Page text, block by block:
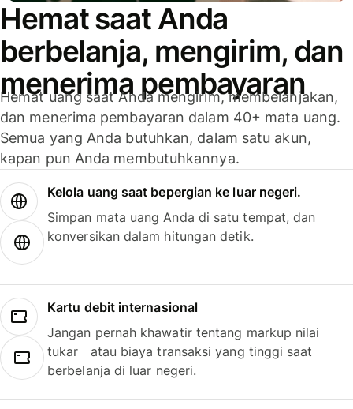
Hemat saat Anda
berbelanja, mengirim, dan
menerima pembayaran
Hemat uang saat Anda mengirim, membelanjakan,
dan menerima pembayaran dalam 40+ mata uang.
Semua yang Anda butuhkan, dalam satu akun,
kapan pun Anda membutuhkannya.
Kelola uang saat bepergian ke luar negeri.
Simpan mata uang Anda di satu tempat, dan
konversikan dalam hitungan detik.
Kartu debit internasional
Jangan pernah khawatir tentang markup nilai
tukar atau biaya transaksi yang tinggi saat
berbelanja di luar negeri.